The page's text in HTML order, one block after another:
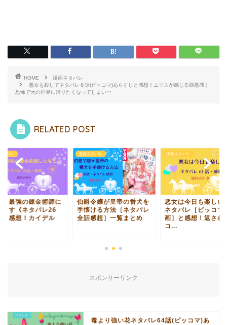
HOME
漫画ネタバレ
悪女を殺してネタバレ８話(ピッコマ)あらすじと感想！エリスが感じる罪悪感｜
恐怖で元の世界に帰りたくなってしまいー
RELATED POST
タバレ
、最強の錬金術師に
ます《ネタバレ26
と感想！カイデル
漫画ネタバレ
伯爵令嬢が皇帝の番犬を
手懐ける方法［ネタバレ
全話感想］一覧まとめ
漫画ネタバレ
悪女は今日も楽しい
ネタバレ［ピッコマ
画］と感想！返され
コ...
スポンサーリンク
毒より強い花ネタバレ64話(ピッコマ)あ